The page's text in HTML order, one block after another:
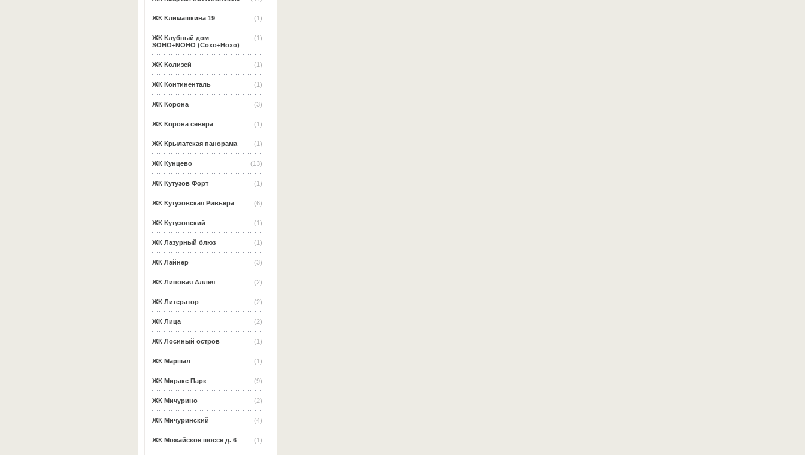
(1)
ЖК Климашкина 19
(1)
ЖК Клубный дом
SOHO+NOHO (Сохо+Нохо)
(1)
ЖК Колизей
(1)
ЖК Континенталь
(3)
ЖК Корона
(1)
ЖК Корона севера
(1)
ЖК Крылатская панорама
(13)
ЖК Кунцево
(1)
ЖК Кутузов Форт
(6)
ЖК Кутузовская Ривьера
(1)
ЖК Кутузовский
(1)
ЖК Лазурный блюз
(3)
ЖК Лайнер
(2)
ЖК Липовая Аллея
(2)
ЖК Литератор
(2)
ЖК Лица
(1)
ЖК Лосиный остров
(1)
ЖК Маршал
(9)
ЖК Миракс Парк
(2)
ЖК Мичурино
(4)
ЖК Мичуринский
(1)
ЖК Можайское шоссе д. 6